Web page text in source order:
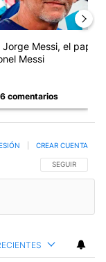
Jorge Messi, el papá
Messi
comentarios
SIGA ESTA
SEGUIR
CREAR CUENTA